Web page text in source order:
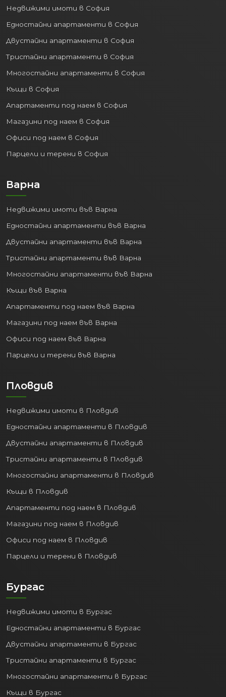
Недвижими имоти в София
Едностайни апартаменти в София
Двустайни апартаменти в София
Тристайни апартаменти в София
Многостайни апартаменти в София
Къщи в София
Апартаменти под наем в София
Магазини под наем в София
Офиси под наем в София
Парцели и терени в София
Варна
Недвижими имоти във Варна
Едностайни апартаменти във Варна
Двустайни апартаменти във Варна
Тристайни апартаменти във Варна
Многостайни апартаменти във Варна
Къщи във Варна
Апартаменти под наем във Варна
Магазини под наем във Варна
Офиси под наем във Варна
Парцели и терени във Варна
Пловдив
Недвижими имоти в Пловдив
Едностайни апартаменти в Пловдив
Двустайни апартаменти в Пловдив
Тристайни апартаменти в Пловдив
Многостайни апартаменти в Пловдив
Къщи в Пловдив
Апартаменти под наем в Пловдив
Магазини под наем в Пловдив
Офиси под наем в Пловдив
Парцели и терени в Пловдив
Бургас
Недвижими имоти в Бургас
Едностайни апартаменти в Бургас
Двустайни апартаменти в Бургас
Тристайни апартаменти в Бургас
Многостайни апартаменти в Бургас
Къщи в Бургас